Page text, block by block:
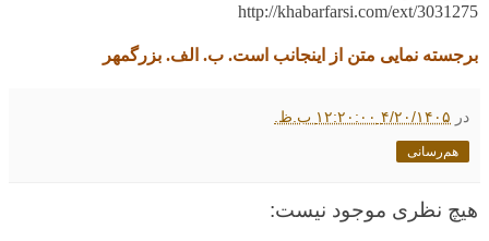
http://khabarfarsi.com/ext/3031275
برجسته نمایی متن از اینجانب است. ب. الف. بزرگمهر
در ۴/۲۰/۱۴۰۵ ۱۲:۲۰:۰۰ ب.ظ.
هم‌رسانی
هیچ نظری موجود نیست: